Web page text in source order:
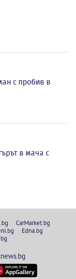
с пробив в
в мача с
CarMarket.bg
Edna.bg